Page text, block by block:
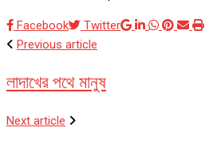
Facebook Twitter Google+
LinkedIn
Whatsapp
Pinterest
Share
Print
Previous article
লাদাখের পথে মানুষ
Next article